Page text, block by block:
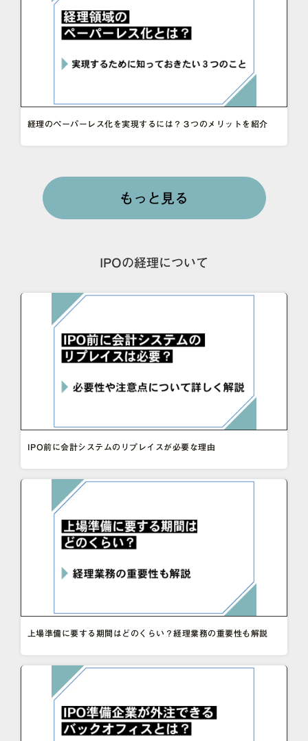
経理のペーパーレス化を実現するには？３つのメリットを紹介
もっと見る
IPOの経理について
IPO前に会計システムのリプレイスが必要な理由
上場準備に要する期間はどのくらい？経理業務の重要性も解説